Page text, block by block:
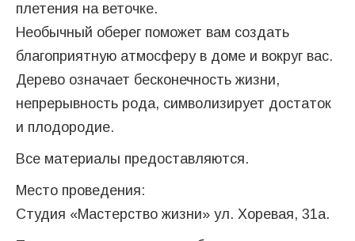
плетения на веточке.
Необычный оберег поможет вам создать
благоприятную атмосферу в доме и вокруг вас.
Дерево означает бесконечность жизни,
непрерывность рода, символизирует достаток
и плодородие.
Все материалы предоставляются.
Место проведения:
Студия «Мастерство жизни» ул. Хоревая, 31а.